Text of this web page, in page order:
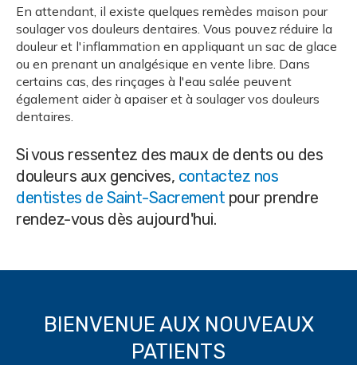
En attendant, il existe quelques remèdes maison pour
soulager vos douleurs dentaires. Vous pouvez réduire la
douleur et l'inflammation en appliquant un sac de glace
ou en prenant un analgésique en vente libre. Dans
certains cas, des rinçages à l'eau salée peuvent
également aider à apaiser et à soulager vos douleurs
dentaires.
Si vous ressentez des maux de dents ou des
douleurs aux gencives, contactez nos
dentistes de Saint-Sacrement pour prendre
rendez-vous dès aujourd'hui.
BIENVENUE AUX NOUVEAUX
PATIENTS